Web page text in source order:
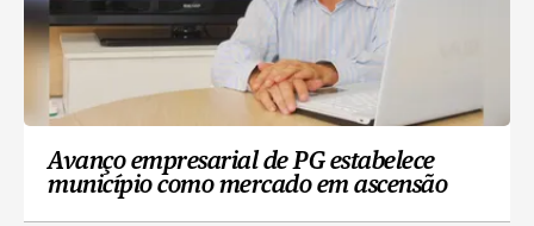
Avanço empresarial de PG estabelece
município como mercado em ascensão